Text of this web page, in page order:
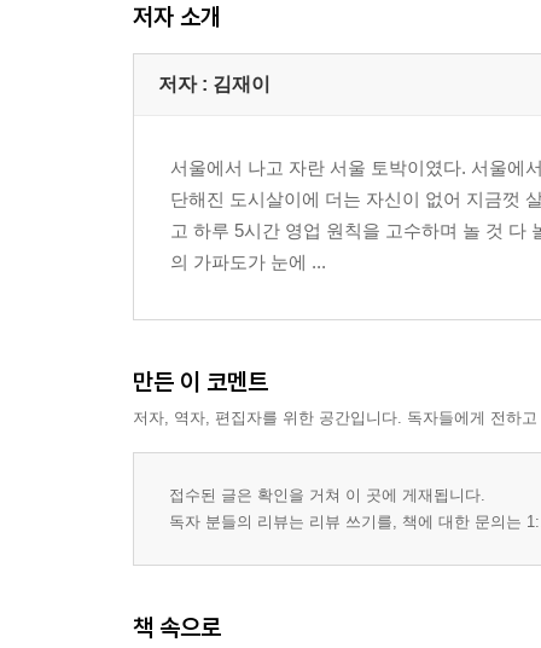
저자 소개
저자 : 김재이
서울에서 나고 자란 서울 토박이였다. 서울에
단해진 도시살이에 더는 자신이 없어 지금껏
고 하루 5시간 영업 원칙을 고수하며 놀 것 다
의 가파도가 눈에 ...
만든 이 코멘트
저자, 역자, 편집자를 위한 공간입니다. 독자들에게 전하
접수된 글은 확인을 거쳐 이 곳에 게재됩니다.
독자 분들의 리뷰는 리뷰 쓰기를, 책에 대한 문의는
책 속으로